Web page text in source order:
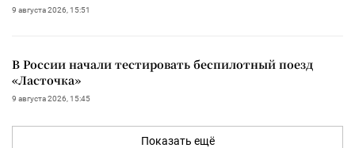
9 августа 2026, 15:51
В России начали тестировать беспилотный поезд
«Ласточка»
9 августа 2026, 15:45
Показать ещё